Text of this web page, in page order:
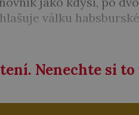
válku
Nenechte si